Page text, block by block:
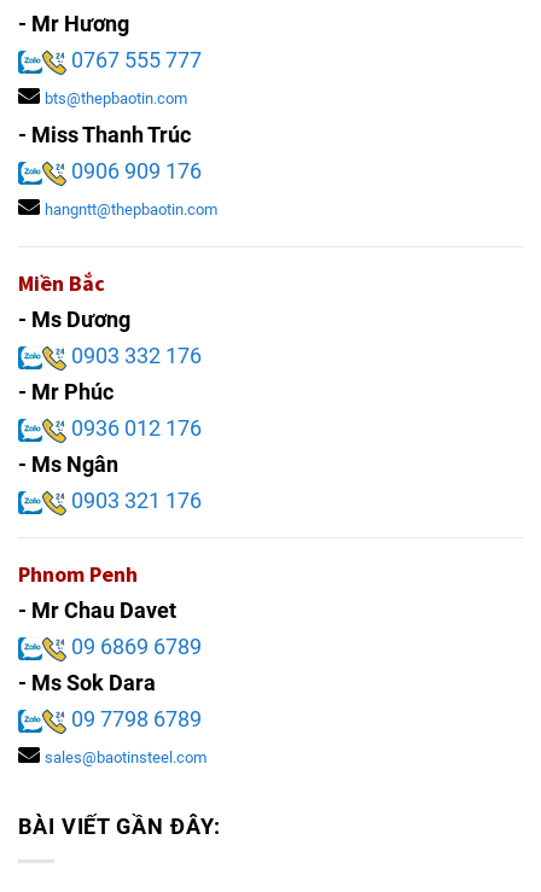
- Mr Hương
0767 555 777
bts@thepbaotin.com
- Miss Thanh Trúc
0906 909 176
hangntt@thepbaotin.com
Miền Bắc
- Ms Dương
0903 332 176
- Mr Phúc
0936 012 176
- Ms Ngân
0903 321 176
Phnom Penh
- Mr Chau Davet
09 6869 6789
- Ms Sok Dara
09 7798 6789
sales@baotinsteel.com
BÀI VIẾT GẦN ĐÂY: